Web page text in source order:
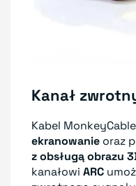
Kanał
Kabel
ekranowanie oraz
z obsługą obrazu
kanałowi ARC